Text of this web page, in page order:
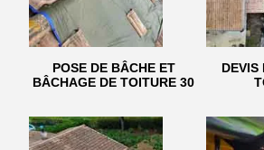
POSE DE BÂCHE ET
BÂCHAGE DE TOITURE 30
DEVIS